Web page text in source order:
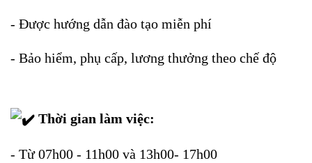
- Được hướng dẫn đào tạo miễn phí
- Bảo hiểm, phụ cấp, lương thưởng theo chế độ
Thời gian làm việc:
- Từ 07h00 - 11h00 và 13h00- 17h00